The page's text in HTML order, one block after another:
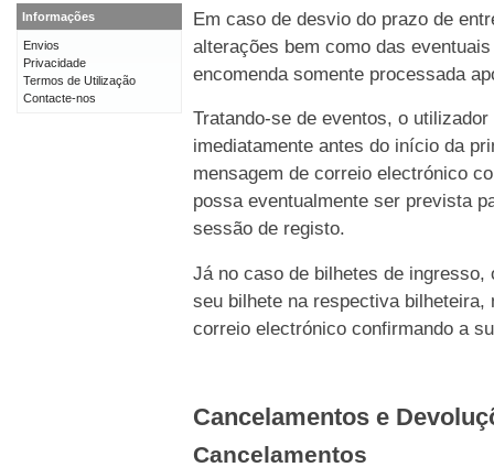
Em caso de desvio do prazo de
alterações bem como das
encomenda somente processada
Tratando-se de eventos, o
imediatamente antes do início da
mensagem de correio electrónico
possa eventualmente ser prevista
sessão de registo.
Já no caso de bilhetes de
seu bilhete na respectiva bilheteira,
correio electrónico confirmando a
Cancelamentos e
Cancelamentos
Informações
Envios
Privacidade
Termos de Utilização
Contacte-nos